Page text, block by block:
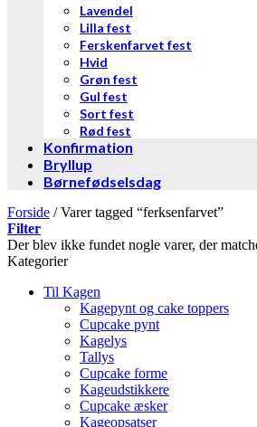
Lavendel
Lilla fest
Ferskenfarvet fest
Hvid
Grøn fest
Gul fest
Sort fest
Rød fest
Konfirmation
Bryllup
Børnefødselsdag
Forside /Varer tagged “ferksenfarvet”
Filter
Der blev ikke fundet nogle varer, der
Kategorier
Til Kagen
Kagepynt og cake toppers
Cupcake pynt
Kagelys
Tallys
Cupcake forme
Kageudstikkere
Cupcake æsker
Kageopsatser